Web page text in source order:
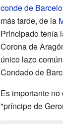
conde de
más tarde, de la
Principado tenía
Corona de
único lazo
Condado de
Es importante
"príncipe de